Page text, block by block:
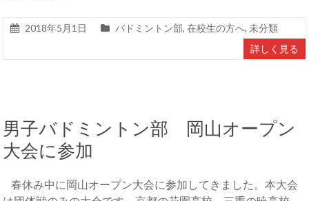
2018年5月1日 バドミントン部,在校生の方へ, 未分類
詳しく見る
男子バドミントン部 岡山オープン
大会に参加
春休み中に岡山オープン大会に参加してきました。本大会